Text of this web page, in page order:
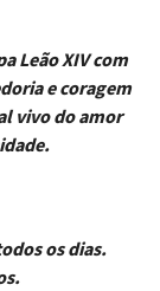
Leão XIV com
e coragem
vivo do amor
os dias.